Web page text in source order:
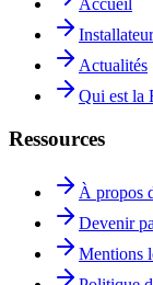
Accueil
Actualités
Qui est la
Ressources
À propos
Devenir
Mentions